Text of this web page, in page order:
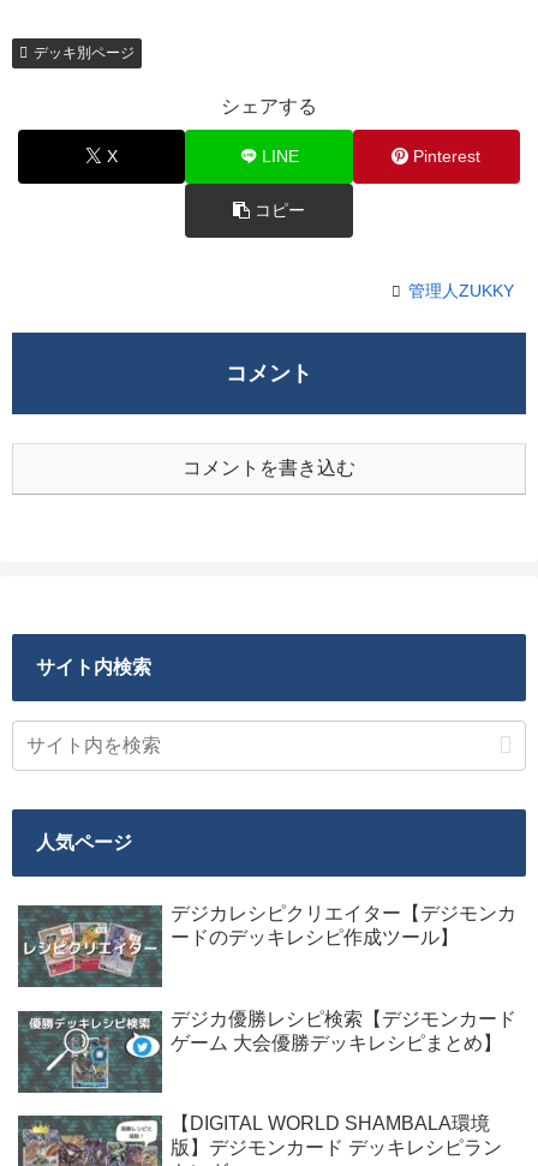
デッキ別ページ
シェアする
X LINE Pinterest
コピー
管理人ZUKKY
コメント
コメントを書き込む
サイト内検索
人気ページ
デジカレシピクリエイター【デジモンカ
ードのデッキレシピ作成ツール】
デジカ優勝レシピ検索【デジモンカード
ゲーム 大会優勝デッキレシピまとめ】
【DIGITAL WORLD SHAMBALA環境
版】デジモンカード デッキレシピラン